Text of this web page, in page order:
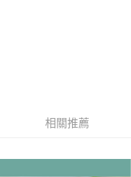
相關推薦